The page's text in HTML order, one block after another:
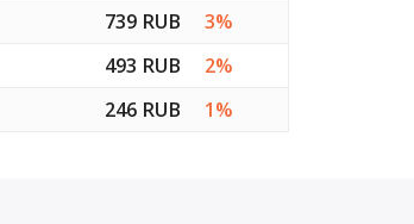
739 RUB
3%
493 RUB
2%
246 RUB
1%